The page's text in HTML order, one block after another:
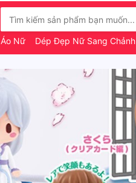
Áo Nữ Dép Đẹp Nữ Sang Chảnh